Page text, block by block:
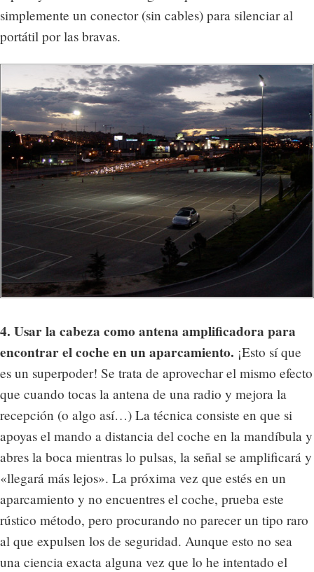
simplemente un conector (sin cables) para silenciar al
portátil por las bravas.
4. Usar la cabeza como antena amplificadora para
encontrar el coche en un aparcamiento. ¡Esto sí que
es un superpoder! Se trata de aprovechar el mismo efecto
que cuando tocas la antena de una radio y mejora la
recepción (o algo así…) La técnica consiste en que si
apoyas el mando a distancia del coche en la mandíbula y
abres la boca mientras lo pulsas, la señal se amplificará y
«llegará más lejos». La próxima vez que estés en un
aparcamiento y no encuentres el coche, prueba este
rústico método, pero procurando no parecer un tipo raro
al que expulsen los de seguridad. Aunque esto no sea
una ciencia exacta alguna vez que lo he intentado el